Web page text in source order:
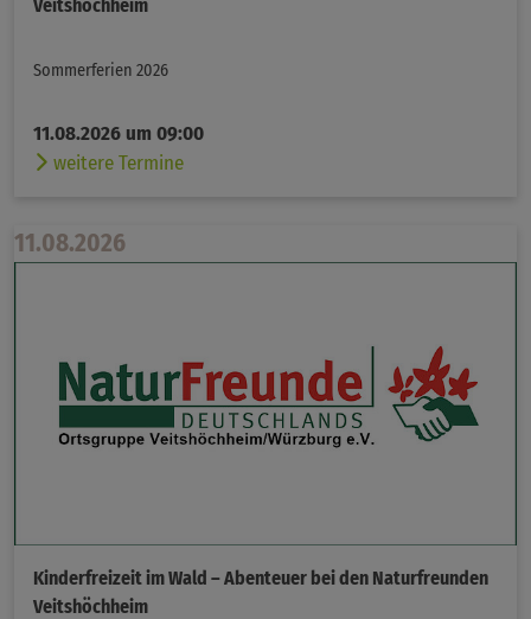
Veitshöchheim
Sommerferien 2026
11.08.2026 um 09:00
weitere Termine
11.08.2026
Kinderfreizeit im Wald – Abenteuer bei den Naturfreunden
Veitshöchheim